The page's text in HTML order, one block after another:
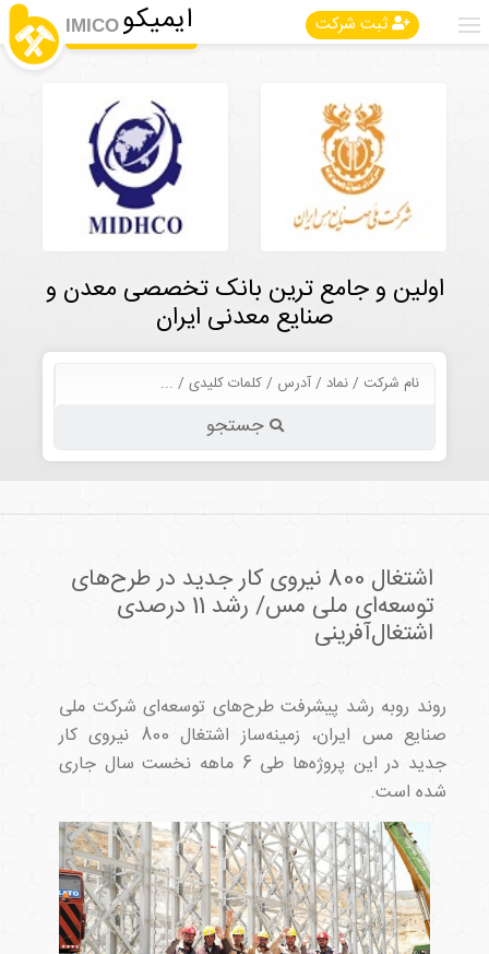
ثبت شرکت ایمیکو IMICO
اولین و جامع ترین بانک تخصصی معدن و
صنایع معدنی ایران
جستجو
اشتغال 800 نیروی کار جدید در طرح‌های
توسعه‌ای ملی مس/ رشد 11 درصدی
اشتغال‌آفرینی
روند روبه رشد پیشرفت طرح‌های توسعه‌ای شرکت ملی
صنایع مس ایران، زمینه‌ساز اشتغال 800 نیروی کار
جدید در این پروژه‌ها طی 6 ماهه نخست سال جاری
شده است.